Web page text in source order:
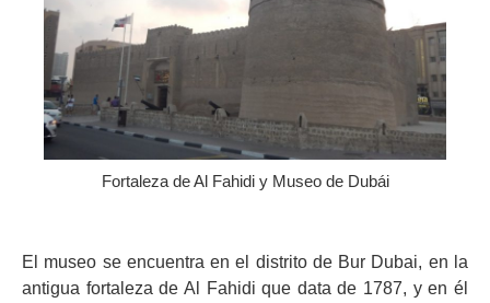
Fortaleza de Al Fahidi y Museo de Dubái
El museo se encuentra en el distrito de Bur Dubai, en la
antigua fortaleza de Al Fahidi que data de 1787, y en él